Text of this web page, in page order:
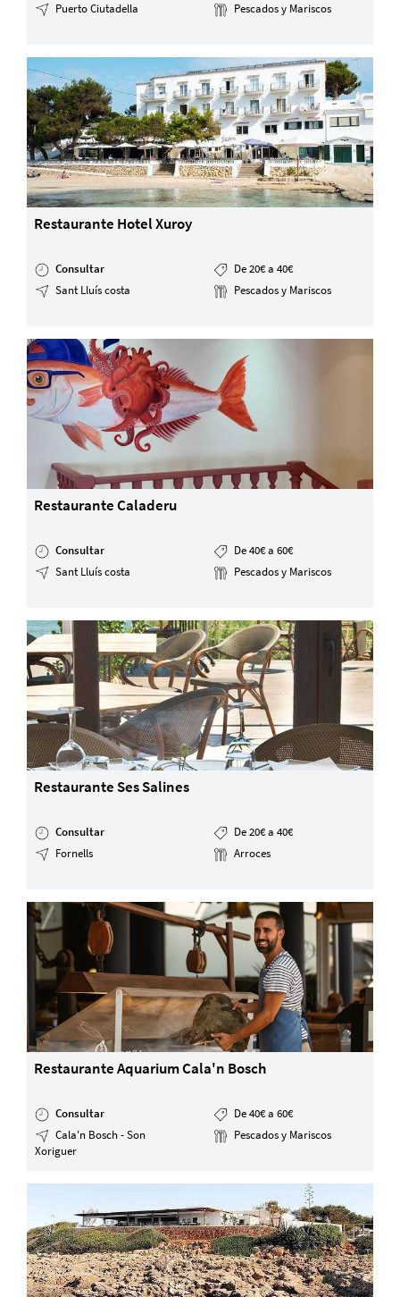
Puerto Ciutadella
Pescados y Mariscos
Restaurante Hotel Xuroy
Consultar
De 20€ a 40€
Sant Lluís costa
Pescados y Mariscos
Restaurante Caladeru
Consultar
De 40€ a 60€
Sant Lluís costa
Pescados y Mariscos
Restaurante Ses Salines
Consultar
De 20€ a 40€
Fornells
Arroces
Restaurante Aquarium Cala'n Bosch
Consultar
De 40€ a 60€
Cala'n Bosch - Son
Xoriguer
Pescados y Mariscos